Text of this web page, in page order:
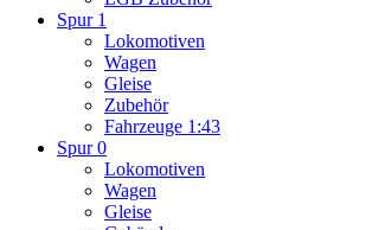
Spur 1
Lokomotiven
Wagen
Gleise
Zubehör
Fahrzeuge 1:43
Spur 0
Lokomotiven
Wagen
Gleise